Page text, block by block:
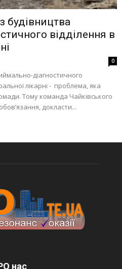
будівництва
відділення в
0
діагностичного
лікарні - проблема, яка
Тому команда Чайківського
докласти...
нас